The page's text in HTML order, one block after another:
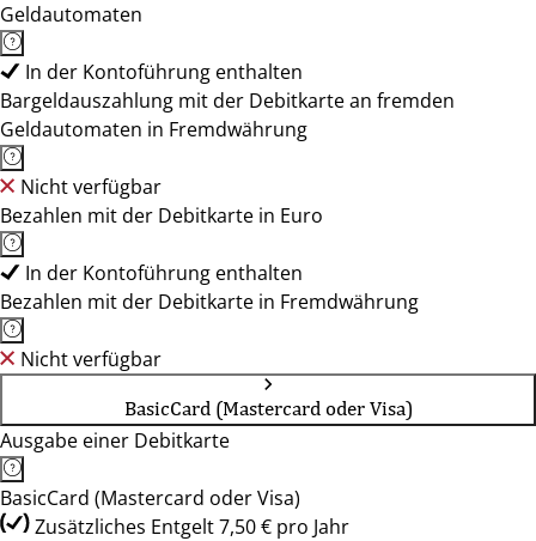
Geldautomaten
In der Kontoführung enthalten
Bargeldauszahlung mit der Debitkarte an fremden
Geldautomaten in Fremdwährung
Nicht verfügbar
Bezahlen mit der Debitkarte in Euro
In der Kontoführung enthalten
Bezahlen mit der Debitkarte in Fremdwährung
Nicht verfügbar
BasicCard (Mastercard oder Visa)
Ausgabe einer Debitkarte
BasicCard (Mastercard oder Visa)
Zusätzliches Entgelt 7,50 € pro Jahr